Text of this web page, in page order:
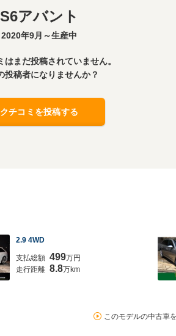
S6アバント
2020年9月～生産中
はまだ投稿されていません。
投稿者になりませんか？
クチコミを投稿する
2.9 4WD
支払総額 499万円
走行距離 8.8万km
このモデルの中古車